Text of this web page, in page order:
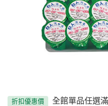
折扣優惠價 全館單品任選